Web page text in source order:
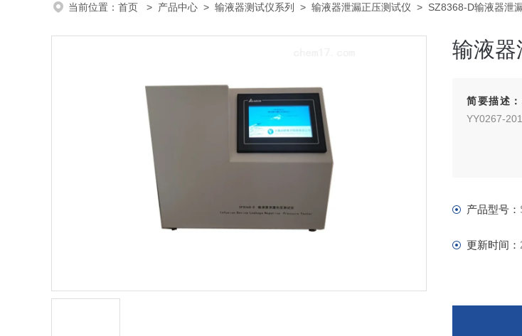
当前位置： 首页 > 产品中心 > 输液器测试仪系列 > 输液器泄漏正压测试仪 > SZ8368-D输液器泄
输液器
简要描述：
YY0267-
产品型号：
更新时间：